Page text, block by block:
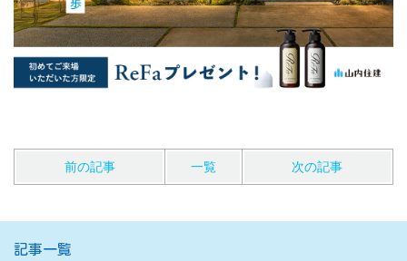
前の記事 一覧 次の記事
記事一覧